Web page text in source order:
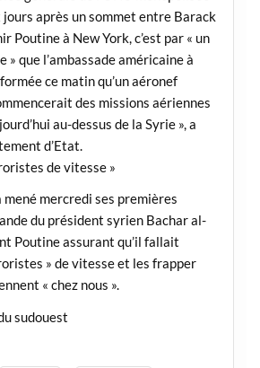
jours après un sommet entre Barack
Poutine à New York, c’est par « un
» que l’ambassade américaine à
ce matin qu’un aéronef
des missions aériennes
au-dessus de la Syrie », a
d’Etat.
de vitesse »
mené mercredi ses premières
du président syrien Bachar al-
Poutine assurant qu’il fallait
» de vitesse et les frapper
« chez nous ».
sudouest